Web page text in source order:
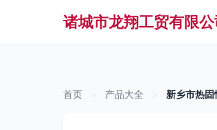
诸城市龙翔工贸有限公
首页 产品大全 新乡市热